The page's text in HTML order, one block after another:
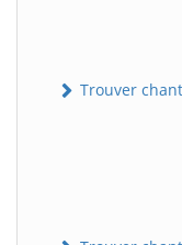
Trouver